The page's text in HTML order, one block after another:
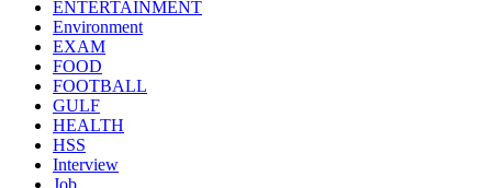
ENTERTAINMENT
Environment
EXAM
FOOD
FOOTBALL
GULF
HEALTH
HSS
Interview
Job